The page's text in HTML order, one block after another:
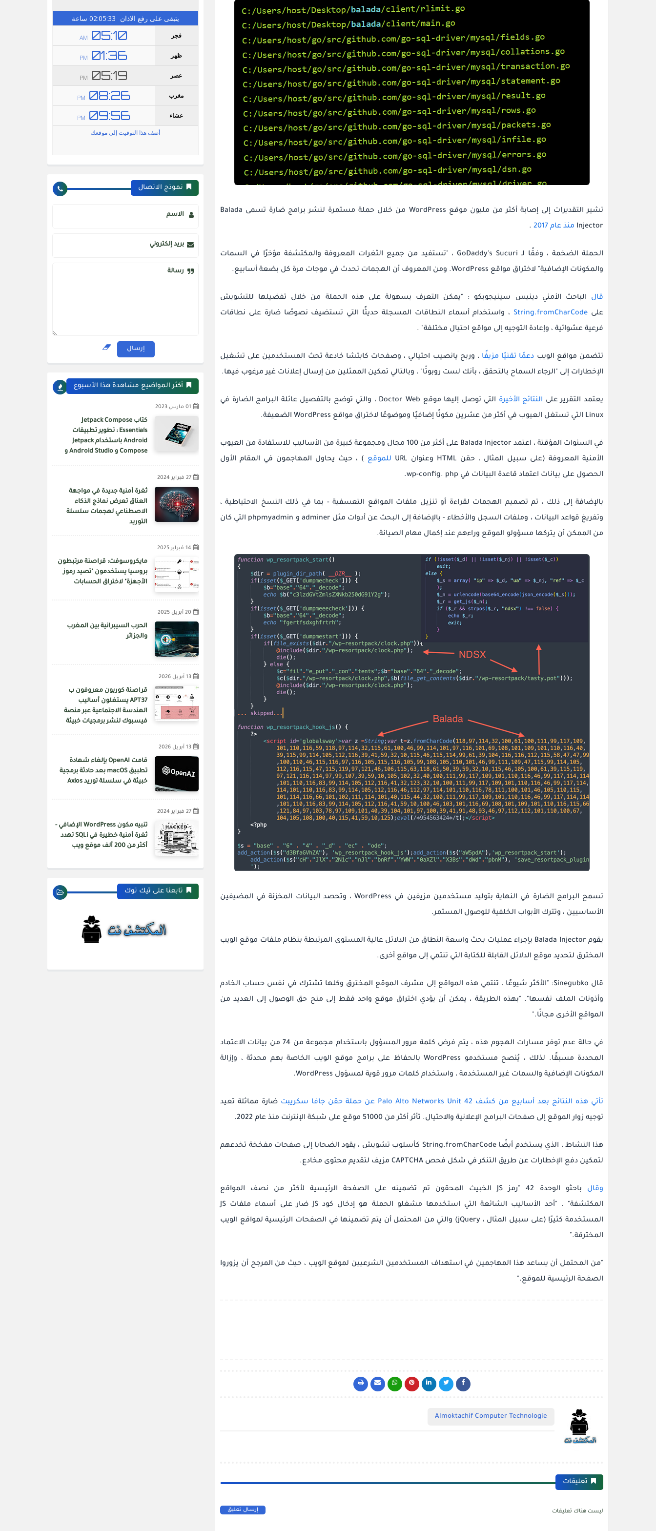
تشير التقديرات إلى إصابة أكثر من مليون موقع WordPress من خلال حملة مستمرة لنشر برامج ضارة تسمى
Balada
Injector منذ عام 2017 .
الحملة الضخمة ، وفقًا لـ GoDaddy's Sucuri ، "تستفيد من جميع الثغرات المعروفة والمكتشفة مؤخرًا في السمات
والمكونات الإضافية" لاختراق مواقع WordPress.
ومن المعروف أن الهجمات تحدث في موجات مرة كل بضعة أسابيع.
قال الباحث الأمني ​​دينيس سينيجوبكو : "يمكن التعرف بسهولة على هذه الحملة من خلال تفضيلها للتشويش
على String.fromCharCode ، واستخدام أسماء النطاقات المسجلة حديثًا التي تستضيف نصوصًا ضارة على نطاقات
فرعية عشوائية ، وإعادة التوجيه إلى مواقع احتيال مختلفة" .
تتضمن مواقع الويب دعمًا تقنيًا مزيفًا ، وربح يانصيب احتيالي ، وصفحات كابتشا خادعة تحث المستخدمين على تشغيل
الإخطارات إلى "الرجاء السماح بالتحقق ، بأنك لست روبوتًا" ، وبالتالي تمكين الممثلين من إرسال إعلانات غير مرغوب فيها.
يعتمد التقرير على النتائج الأخيرة
التي توصل إليها موقع Doctor Web ، والتي توضح بالتفصيل عائلة البرامج الضارة في
Linux التي تستغل العيوب في أكثر من عشرين مكونًا إضافيًا وموضوعًا لاختراق مواقع WordPress الضعيفة.
في السنوات المؤقتة ، اعتمد Balada Injector على أكثر من 100 مجال ومجموعة كبيرة من الأساليب للاستفادة من العيوب
الأمنية المعروفة (على سبيل المثال ، حقن HTML وعنوان URL
للموقع ) ، حيث يحاول المهاجمون في المقام الأول
الحصول على بيانات اعتماد قاعدة البيانات في wp-config. php.
بالإضافة إلى ذلك ، تم تصميم الهجمات لقراءة أو تنزيل ملفات المواقع التعسفية - بما في ذلك النسخ الاحتياطية ،
وتفريغ قواعد البيانات ، وملفات السجل والأخطاء - بالإضافة إلى البحث عن أدوات مثل adminer و phpmyadmin التي كان
من الممكن أن يتركها مسؤولو الموقع وراءهم عند إكمال مهام الصيانة.
تسمح البرامج الضارة في النهاية بتوليد مستخدمين مزيفين في WordPress ، وتحصد البيانات المخزنة في المضيفين
الأساسيين ، وتترك الأبواب الخلفية للوصول المستمر.
يقوم Balada Injector بإجراء عمليات بحث واسعة النطاق من الدلائل عالية المستوى المرتبطة بنظام ملفات موقع الويب
المخترق لتحديد موقع الدلائل القابلة للكتابة التي تنتمي إلى مواقع أخرى.
قال Sinegubko: "الأكثر شيوعًا ، تنتمي هذه المواقع إلى مشرف الموقع المخترق وكلها تشترك في نفس حساب الخادم
وأذونات الملف نفسها". "بهذه الطريقة ، يمكن أن يؤدي اختراق موقع واحد فقط إلى منح حق الوصول إلى العديد من
المواقع الأخرى مجانًا."
في حالة عدم توفر مسارات الهجوم هذه ، يتم فرض كلمة مرور المسؤول باستخدام مجموعة من 74 من بيانات الاعتماد
المحددة مسبقًا.
لذلك ، يُنصح مستخدمو WordPress بالحفاظ على برامج موقع الويب الخاصة بهم محدثة ، وإزالة
المكونات الإضافية والسمات غير المستخدمة ، واستخدام كلمات مرور قوية لمسؤول WordPress.
تأتي هذه النتائج بعد أسابيع من كشف Palo Alto Networks Unit 42 عن حملة حقن جافا سكريبت ضارة مماثلة تعيد
توجيه زوار الموقع إلى صفحات البرامج الإعلانية والاحتيال. تأثر أكثر من 51000 موقع على شبكة الإنترنت منذ عام 2022.
هذا النشاط ، الذي يستخدم أيضًا String.fromCharCode كأسلوب تشويش ، يقود الضحايا إلى صفحات مفخخة تخدعهم
لتمكين دفع الإخطارات عن طريق التنكر في شكل فحص CAPTCHA مزيف لتقديم محتوى مخادع.
وقال
باحثو الوحدة 42 "رمز JS الخبيث المحقون تم تضمينه على الصفحة الرئيسية لأكثر من نصف المواقع
المكتشفة"
.
"أحد الأساليب الشائعة التي استخدمها مشغلو الحملة هو إدخال كود JS ضار على أسماء ملفات JS
المستخدمة كثيرًا (على سبيل المثال ، jQuery) والتي من المحتمل أن يتم تضمينها في الصفحات الرئيسية لمواقع الويب
المخترقة."
"من المحتمل أن يساعد هذا المهاجمين في استهداف المستخدمين الشرعيين لموقع الويب ، حيث من المرجح أن يزوروا
الصفحة الرئيسية للموقع."
Almoktachif Computer Technologie
تعليقات
ليست هناك تعليقات إرسال تعليق
نموذج الاتصال
الاسم
بريد إلكتروني
رسالة
أكثر المواضيع مشاهدة هذا الأسبوع
01 مارس 2023
كتاب Jetpack Compose
Essentials : تطوير تطبيقات
Android باستخدام Jetpack
Compose و Android Studio و
27 فبراير 2024
ثغرة أمنية جديدة في مواجهة
العناق تعرض نماذج الذكاء
الاصطناعي لهجمات سلسلة
التوريد
14 فبراير 2025
مايكروسوفت: قراصنة مرتبطون
بروسيا يستخدمون "تصيد رموز
الأجهزة" لاختراق الحسابات
20 أبريل 2025
الحرب السيبرانية بين المغرب
والجزائر
13 أبريل 2026
قراصنة كوريون معروفون ب
APT37 يستغلون أساليب
الهندسة الاجتماعية عبر منصة
فيسبوك لنشر برمجيات خبيثة
13 أبريل 2026
قامت OpenAI بإلغاء شهادة
تطبيق macOS بعد حادثة برمجية
خبيثة في سلسلة توريد Axios
27 فبراير 2024
تنبيه مكون WordPress الإضافي -
ثغرة أمنية خطيرة في SQLi تهدد
أكثر من 200 ألف موقع ويب
تابعنا على تيك توك